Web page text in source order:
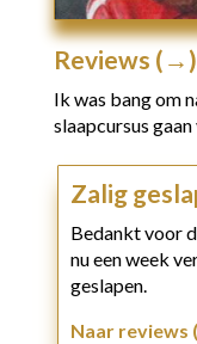
Reviews (→)
Ik was bang om
slaapcursus
Zalig
Bedankt voor
nu een week
geslapen.
Naar reviews